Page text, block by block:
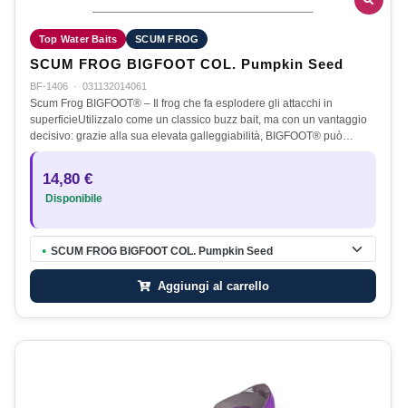
Top Water Baits SCUM FROG
SCUM FROG BIGFOOT COL. Pumpkin Seed
BF-1406 · 031132014061
Scum Frog BIGFOOT® – Il frog che fa esplodere gli attacchi in
superficieUtilizzalo come un classico buzz bait, ma con un vantaggio
decisivo: grazie alla sua elevata galleggiabilità, BIGFOOT® può…
14,80 €
Disponibile
● SCUM FROG BIGFOOT COL. Pumpkin Seed
Aggiungi al carrello